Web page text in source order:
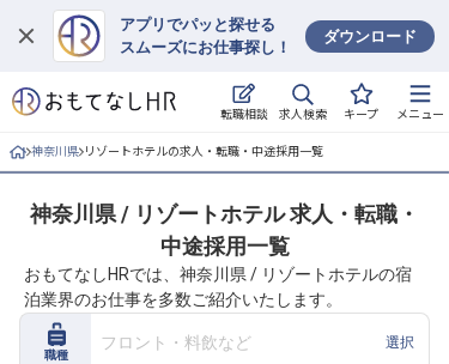
アプリでパッと探せる
スムーズにお仕事探し！
ダウンロード
転職相談 求人検索 キープ メニュー
ログイン
求人・施設を探す
就職・転職 合同説明会
おもてなしHRについて
神奈川県 リゾートホテルの求人・転職・中途採用一覧
神奈川県 / リゾートホテル 求人・転職・
中途採用一覧
おもてなしHRでは、神奈川県 / リゾートホテルの宿
泊業界のお仕事を多数ご紹介いたします。
職種
フロント・料飲など 選択